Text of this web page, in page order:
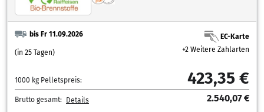
bis Fr 11.09.2026
(in 25 Tagen)
EC-Karte
+2 Weitere Zahlarten
1000 kg Pelletspreis: 423,35 €
Brutto gesamt: Details 2.540,07 €